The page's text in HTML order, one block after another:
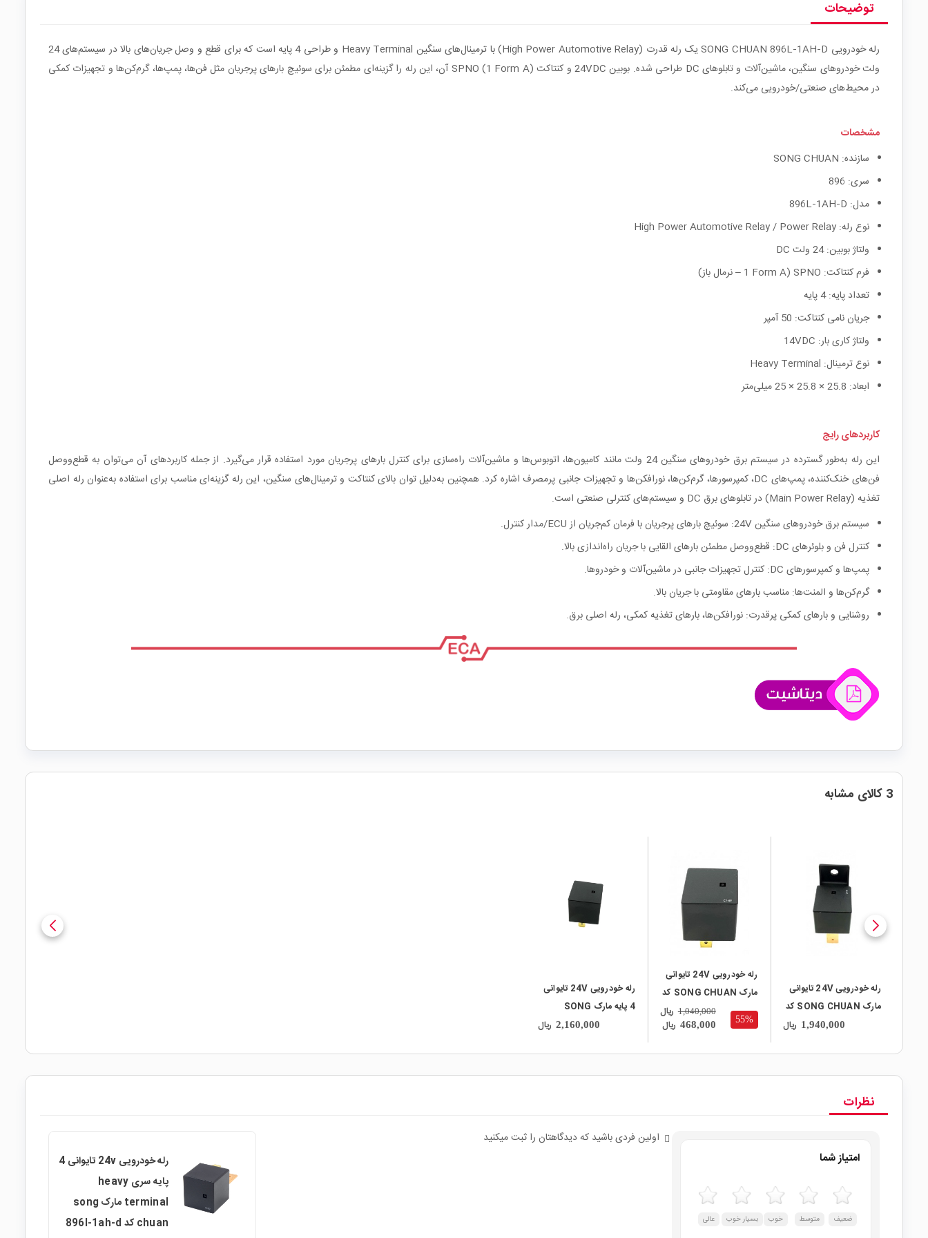
توضیحات
رله خودرویی SONG CHUAN 896L‑1AH‑D یک رله قدرت (High Power Automotive Relay) با ترمینال‌های سنگین Heavy Terminal و طراحی 4 پایه است که برای قطع‌ و‌ وصل جریان‌های بالا در سیستم‌های 24
ولت خودروهای سنگین، ماشین‌آلات و تابلوهای DC طراحی شده. بوبین 24VDC و کنتاکت SPNO (1 Form A) آن، این رله را گزینه‌ای مطمئن برای سوئیچ بارهای پرجریان مثل فن‌ها، پمپ‌ها، گرم‌کن‌ها و تجهیزات کمکی
در محیط‌های صنعتی/خودرویی می‌کند.
مشخصات
سازنده: SONG CHUAN
سری: 896
مدل: 896L‑1AH‑D
نوع رله: High Power Automotive Relay / Power Relay
ولتاژ بوبین: 24 ولت DC
فرم کنتاکت: SPNO (1 Form A – نرمال باز)
تعداد پایه: 4 پایه
جریان نامی کنتاکت: 50 آمپر
ولتاژ کاری بار: 14VDC
نوع ترمینال: Heavy Terminal
ابعاد: 25.8 × 25.8 × 25 میلی‌متر
کاربردهای رایج
این رله به‌طور گسترده در سیستم برق خودروهای سنگین 24 ولت مانند کامیون‌ها، اتوبوس‌ها و ماشین‌آلات راه‌سازی برای کنترل بارهای پرجریان مورد استفاده قرار می‌گیرد. از جمله کاربردهای آن می‌توان به قطع‌و‌وصل
فن‌های خنک‌کننده، پمپ‌های DC، کمپرسورها، گرم‌کن‌ها، نورافکن‌ها و تجهیزات جانبی پرمصرف اشاره کرد. همچنین به‌دلیل توان بالای کنتاکت و ترمینال‌های سنگین، این رله گزینه‌ای مناسب برای استفاده به‌عنوان رله اصلی
تغذیه (Main Power Relay) در تابلوهای برق DC و سیستم‌های کنترلی صنعتی است.
سیستم برق خودروهای سنگین 24V: سوئیچ بارهای پرجریان با فرمان کم‌جریان از ECU/مدار کنترل.
کنترل فن و بلوئرهای DC: قطع‌و‌وصل مطمئن بارهای القایی با جریان راه‌اندازی بالا.
پمپ‌ها و کمپرسورهای DC: کنترل تجهیزات جانبی در ماشین‌آلات و خودروها.
گرم‌کن‌ها و المنت‌ها: مناسب بارهای مقاومتی با جریان بالا.
روشنایی و بارهای کمکی پرقدرت: نورافکن‌ها، بارهای تغذیه کمکی، رله اصلی برق.
3 کالای مشابه
رله خودرویی 24V تایوانی
مارک SONG CHUAN کد
897l-1AH-D
1,940,000 ریال 55%
رله خودرویی 24V تایوانی
مارک SONG CHUAN کد
896l-1BH-D
468,000 ریال
1,040,000 ریال
رله خودرویی 24V تایوانی
4 پایه مارک SONG
CHUAN کد 896l-1AH-
2,160,000 ریال
نظرات
امتیاز شما
ضعیف متوسط خوب بسیار خوب عالی
اولین فردی باشید که دیدگاهتان را ثبت میکنید
رله خودرویی 24v تایوانی 4
پایه سری heavy
terminal مارک song
chuan کد 896l-1ah-d